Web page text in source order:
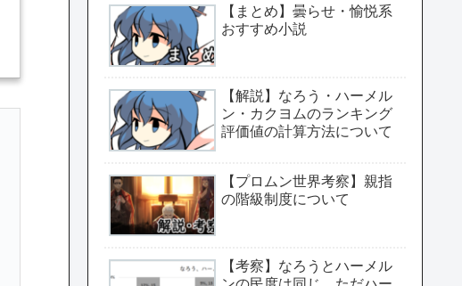
【まとめ】曇らせ・愉悦系
おすすめ小説
【解説】なろう・ハーメル
ン・カクヨムのランキング
評価値の計算方法について
【プロムン世界考察】親指
の階級制度について
【考察】なろうとハーメル